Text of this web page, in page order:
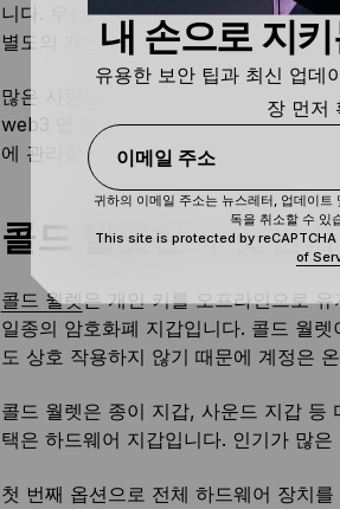
니다. 우선, 여러 다른 네트워크에 걸쳐
별도의 개인 키를 사용하여 별도로 작
많은 사람들이 하드웨어 지갑이 순전히
web3 앱 및 서비스에 대한 연결을 용
에 관리할 수 있는 다면적인 물리적 장치
콜드 월렛은 무엇인
콜드 월렛은 개인 키를 오프라인으로
일종의 암호화폐 지갑입니다. 콜드 월
도 상호 작용하지 않기 때문에 계정은
콜드 월렛은 종이 지갑, 사운드 지갑 등
택은 하드웨어 지갑입니다. 인기가 많
첫 번째 옵션으로 전체 하드웨어 장치
내 손으로 지
유용한 보안 팁과 최신 업데
장 먼저
이메일 주소
귀하의 이메일 주소는 뉴스레터, 업데이
독을 취소할 수 있
This site is protected by
of